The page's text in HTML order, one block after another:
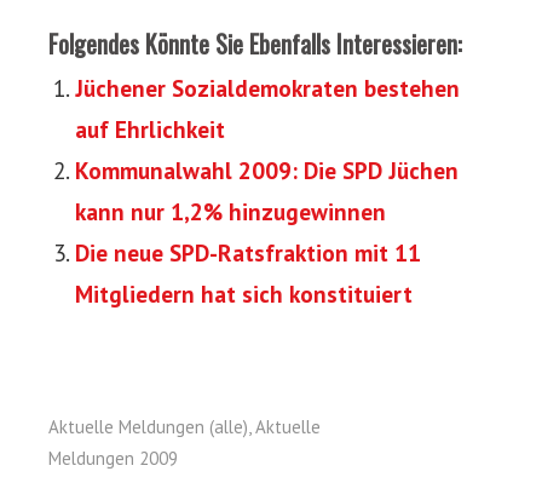
Folgendes Könnte Sie Ebenfalls Interessieren:
Jüchener Sozialdemokraten bestehen
auf Ehrlichkeit
Kommunalwahl 2009: Die SPD Jüchen
kann nur 1,2% hinzugewinnen
Die neue SPD-Ratsfraktion mit 11
Mitgliedern hat sich konstituiert
Aktuelle Meldungen (alle),Aktuelle
Meldungen 2009